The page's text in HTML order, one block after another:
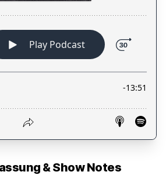
& Show Notes